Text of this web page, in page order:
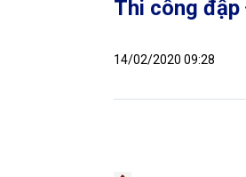
Thi công
14/02/2020 09:28